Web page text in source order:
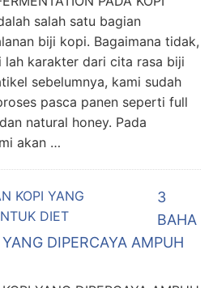
salah satu bagian
biji kopi. Bagaimana tidak,
lah karakter dari cita rasa biji
sebelumnya, kami sudah
pasca panen seperti full
natural honey. Pada
akan …
3
BAHA
DIPERCAYA AMPUH